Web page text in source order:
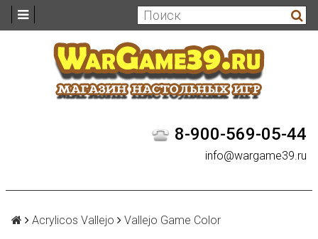
8-900-569-05-44
info@wargame39.ru
Acrylicos Vallejo Vallejo Game Color